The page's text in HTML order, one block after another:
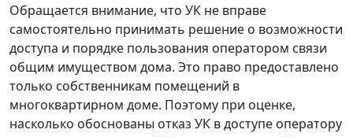
Обращается внимание, что УК не вправе
самостоятельно принимать решение о возможности
доступа и порядке пользования оператором связи
общим имуществом дома. Это право предоставлено
только собственникам помещений в
многоквартирном доме. Поэтому при оценке,
насколько обоснованы отказ УК в доступе оператору